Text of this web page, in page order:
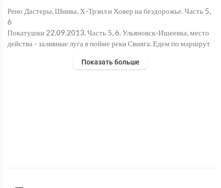
Рено Дастеры, Шнива, Х-Трэил и Ховер на бездорожье. Часть 5,
6
Покатушки 22.09.2013. Часть 5, 6. Ульяновск-Ишеевка, место
действа - заливные луга в пойме реки Свияга. Едем по маршрут
Показать больше